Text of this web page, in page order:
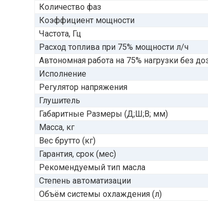
Количество фаз
Коэффициент мощности
Частота, Гц
Расход топлива при 75% мощности л/ч
Автономная работа на 75% нагрузки без
Исполнение
Регулятор напряжения
Глушитель
Габаритные Размеры (Д;Ш;В; мм)
Масса, кг
Вес брутто (кг)
Гарантия, срок (мес)
Рекомендуемый тип масла
Степень автоматизации
Объём системы охлаждения (л)